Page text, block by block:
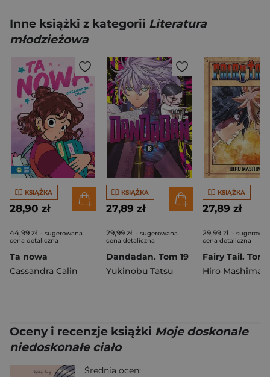
Inne książki z kategorii Literatura
młodzieżowa
KSIĄŻKA
28,90 zł
44,99 zł - sugerowana
cena detaliczna
Ta nowa
Cassandra Calin
KSIĄŻKA
27,89 zł
29,99 zł - sugerowana
cena detaliczna
Dandadan. Tom 19
Yukinobu Tatsu
KSIĄŻKA
27,89 zł
29,99 zł -
cena detaliczna
Fairy Tail. Tom
Hiro Mashima
Oceny i recenzje książki Moje doskonale
niedoskonałe ciało
Średnia ocen: